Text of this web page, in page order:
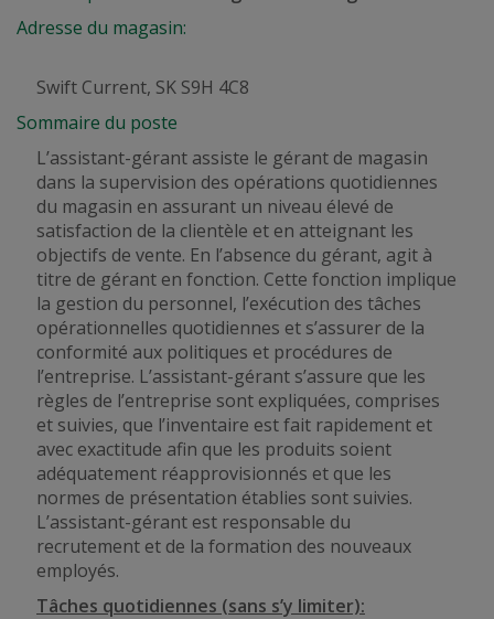
Adresse du magasin:
Swift Current, SK S9H 4C8
Sommaire du poste
L’assistant-gérant assiste le gérant de magasin
dans la supervision des opérations quotidiennes
du magasin en assurant un niveau élevé de
satisfaction de la clientèle et en atteignant les
objectifs de vente. En l’absence du gérant, agit à
titre de gérant en fonction. Cette fonction implique
la gestion du personnel, l’exécution des tâches
opérationnelles quotidiennes et s’assurer de la
conformité aux politiques et procédures de
l’entreprise. L’assistant-gérant s’assure que les
règles de l’entreprise sont expliquées, comprises
et suivies, que l’inventaire est fait rapidement et
avec exactitude afin que les produits soient
adéquatement réapprovisionnés et que les
normes de présentation établies sont suivies.
L’assistant-gérant est responsable du
recrutement et de la formation des nouveaux
employés.
Tâches quotidiennes (sans s’y limiter):